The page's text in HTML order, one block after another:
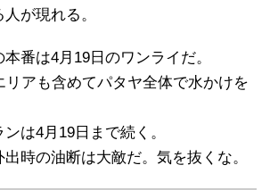
が現れる。
番は4月19日のワンライだ。
リアも含めてパタヤ全体で水かけを
は4月19日まで続く。
時の油断は大敵だ。気を抜くな。